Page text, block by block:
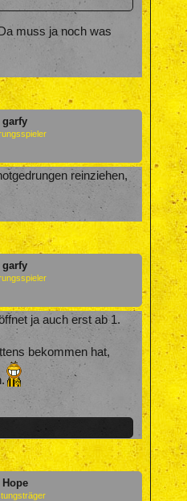
muss ja noch was
garfy
reinziehen,
garfy
ja auch erst ab 1.
bekommen hat,
Hope